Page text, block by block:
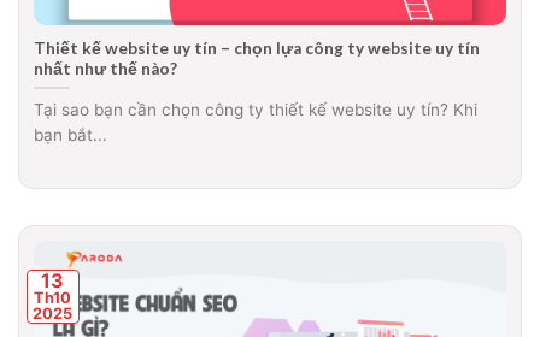
Thiết kế website uy tín – chọn lựa công ty website uy tín
nhất như thế nào?
Tại sao bạn cần chọn công ty thiết kế website uy tín? Khi
bạn bắt...
13
Th10
2025